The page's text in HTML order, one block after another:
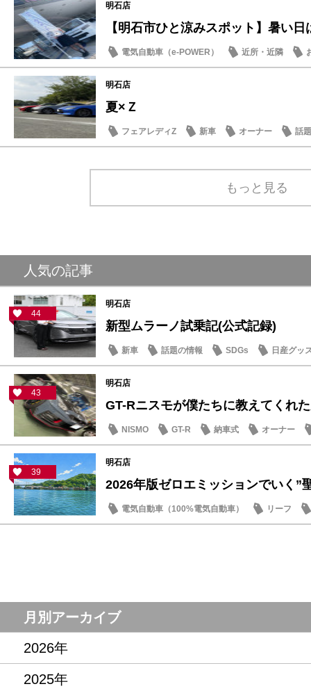
明石店
【明石市ひと涼みスポット】暑い
電気自動車（e-POWER） 近所・近隣
SDGs
明石店
夏×Ｚ
フェアレディZ 新車 オーナー 話
もっと見る
人気の記事
44
明石店
新型ムラーノ試乗記(公式記録)
新車 話題の情報 SDGs 日産グッ
43
明石店
GT-Rニスモが僕たちに教えてくれ
NISMO GT-R 納車式 オーナー
39
明石店
2026年版ゼロエミッションでいく”
電気自動車（100%電気自動車）
リーフ
話題の情報
月別アーカイブ
2026年
2025年